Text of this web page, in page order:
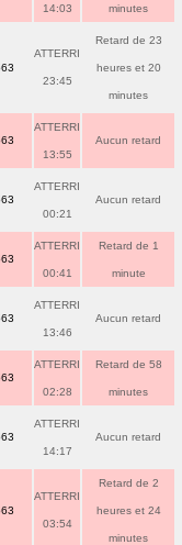
14:03 minutes
ATTERRI
23:45
Retard de 23
heures et 20
minutes
ATTERRI
13:55
Aucun retard
ATTERRI
00:21
Aucun retard
ATTERRI
00:41
Retard de 1
minute
ATTERRI
13:46
Aucun retard
ATTERRI
02:28
Retard de 58
minutes
ATTERRI
14:17
Aucun retard
ATTERRI
03:54
Retard de 2
heures et 24
minutes